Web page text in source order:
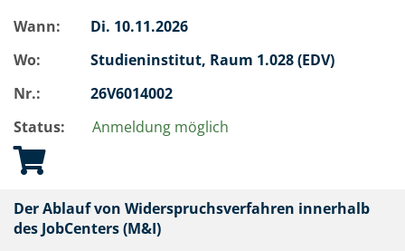
Wann:
Di. 10.11.2026
Wo:
Studieninstitut, Raum 1.028 (EDV)
Nr.:
26V6014002
Status:
Anmeldung möglich
Der Ablauf von Widerspruchsverfahren innerhalb
des JobCenters (M&I)